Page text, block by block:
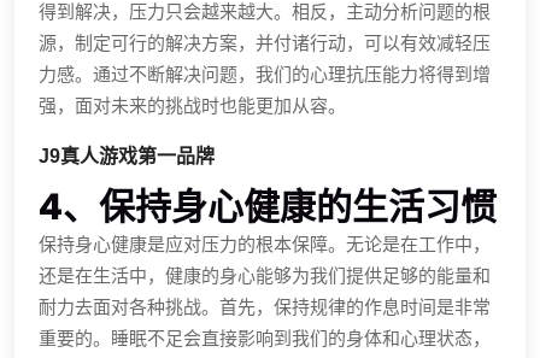
得到解决，压力只会越来越大。相反，主动分析问题的根
源，制定可行的解决方案，并付诸行动，可以有效减轻压
力感。通过不断解决问题，我们的心理抗压能力将得到增
强，面对未来的挑战时也能更加从容。
J9真人游戏第一品牌
4、保持身心健康的生活习惯
保持身心健康是应对压力的根本保障。无论是在工作中，
还是在生活中，健康的身心能够为我们提供足够的能量和
耐力去面对各种挑战。首先，保持规律的作息时间是非常
重要的。睡眠不足会直接影响到我们的身体和心理状态，